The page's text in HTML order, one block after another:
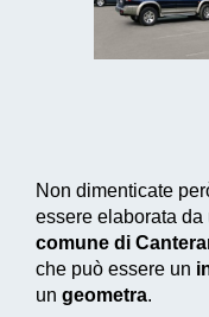
Non dimenticate
essere elaborata da
comune di
che può essere un
un geometra.